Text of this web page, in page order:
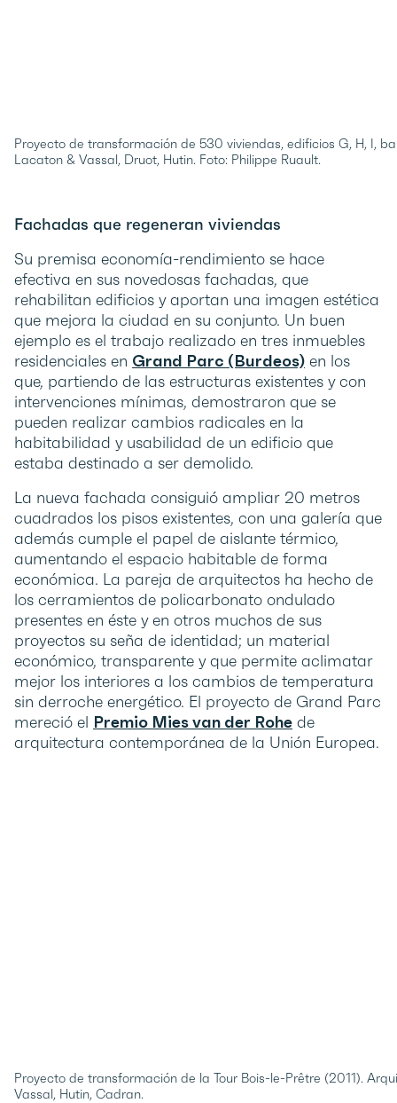
Proyecto de transformación de 530 viviendas, edificios G, H, I,
Lacaton & Vassal, Druot, Hutin. Foto: Philippe Ruault.
Fachadas que regeneran viviendas
Su premisa economía-rendimiento se hace
efectiva en sus novedosas fachadas, que
rehabilitan edificios y aportan una imagen estética
que mejora la ciudad en su conjunto. Un buen
ejemplo es el trabajo realizado en tres inmuebles
residenciales en Grand Parc (Burdeos) en los
que, partiendo de las estructuras existentes y con
intervenciones mínimas, demostraron que se
pueden realizar cambios radicales en la
habitabilidad y usabilidad de un edificio que
estaba destinado a ser demolido.
La nueva fachada consiguió ampliar 20 metros
cuadrados los pisos existentes, con una galería que
además cumple el papel de aislante térmico,
aumentando el espacio habitable de forma
económica. La pareja de arquitectos ha hecho de
los cerramientos de policarbonato ondulado
presentes en éste y en otros muchos de sus
proyectos su seña de identidad; un material
económico, transparente y que permite aclimatar
mejor los interiores a los cambios de temperatura
sin derroche energético. El proyecto de Grand Parc
mereció el Premio Mies van der Rohe de
arquitectura contemporánea de la Unión Europea.
Proyecto de transformación de la Tour Bois-le-Prêtre (2011).
Vassal, Hutin, Cadran.